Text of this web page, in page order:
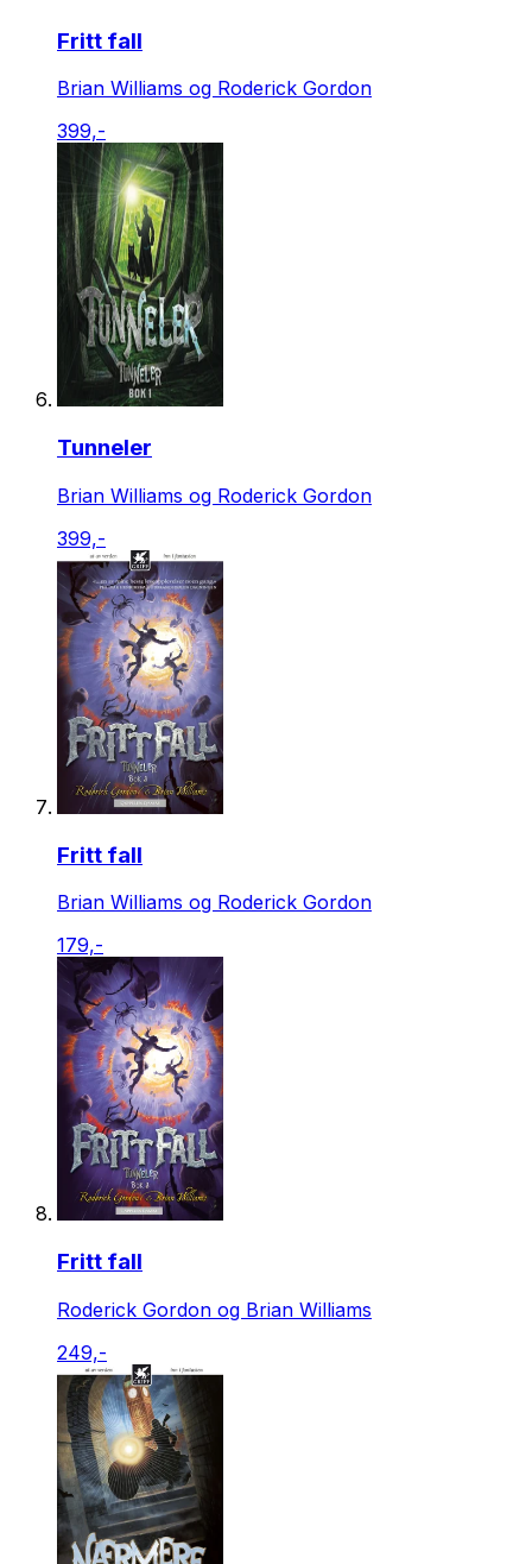
Fritt fall
Brian Williams og Roderick Gordon
399,-
Tunneler
Brian Williams og Roderick Gordon
399,-
Fritt fall
Brian Williams og Roderick Gordon
179,-
Fritt fall
Roderick Gordon og Brian Williams
249,-